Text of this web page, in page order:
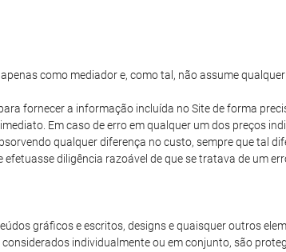
como mediador e, como tal, não assume
fornecer a informação incluída no Site de forma
Em caso de erro em qualquer um dos preços
qualquer diferença no custo, sempre que tal
diligência razoável de que se tratava de um
gráficos e escritos, designs e quaisquer outros
individualmente ou em conjunto, são